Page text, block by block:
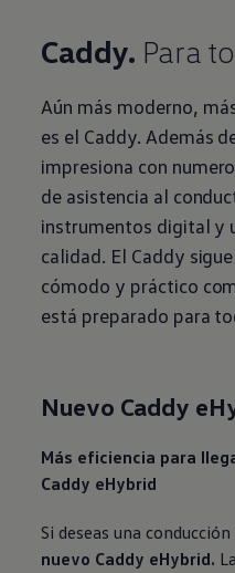
Caddy. Para
Aún más moderno,
es el Caddy. Además
impresiona con
de asistencia al
instrumentos digital y
calidad. El Caddy
cómodo y práctico
está preparado para
Nuevo Caddy
Más eficiencia para
Caddy eHybrid
Si deseas una
nuevo Caddy eHybrid.